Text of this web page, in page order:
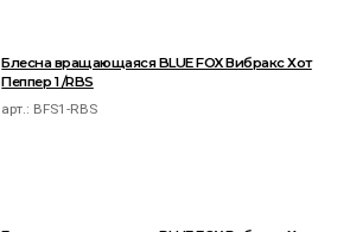
Блесна вращающаяся BLUE FOX Вибракс Хот
Пеппер 1 /RBS
арт.: BFS1-RBS